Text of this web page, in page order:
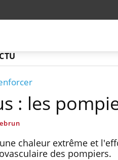
: les
chaleur extrême et
des pompiers.